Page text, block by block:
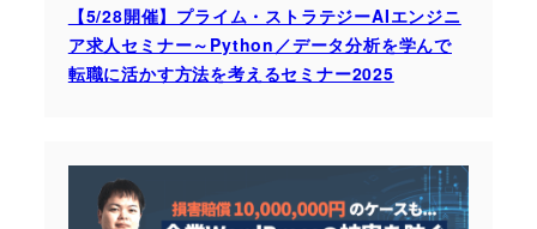
【5/28開催】プライム・ストラテジーAIエンジニ
ア求人セミナー～Python／データ分析を学んで
転職に活かす方法を考えるセミナー2025